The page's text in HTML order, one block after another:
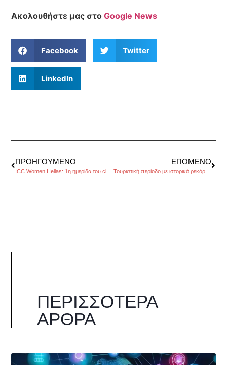
Ακολουθήστε μας στοGoogle News
Facebook Twitter
LinkedIn
ΠΡΟΗΓΟΎΜΕΝΟ ΕΠΌΜΕΝΟ
Τουριστική περίοδο με ιστορικά ρεκόρ σε Δωδεκάνησα, Κυκλάδες
ΠΕΡΙΣΣΌΤΕΡΑ
ΆΡΘΡΑ